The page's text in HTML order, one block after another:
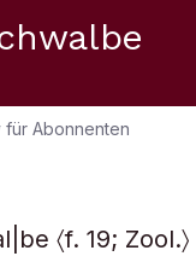
für Abonnenten
〈f. 19;